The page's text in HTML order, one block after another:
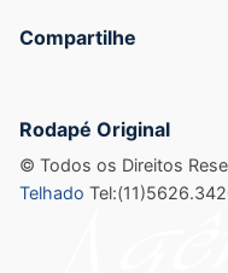
Compartilhe
Rodapé Original
© Todos os Direitos
Telhado